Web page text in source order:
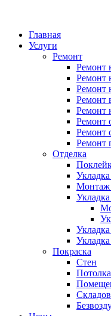
Главная
Услуги
Ремонт
Ремонт
Ремонт
Ремонт
Ремонт
Ремонт
Ремонт
Ремонт
Ремонт
Отделка
Монтаж
Покраска
Стен
Потолка
Складов